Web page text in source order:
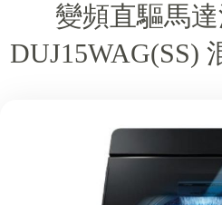
變頻直驅馬
DUJ15WAG(SS)